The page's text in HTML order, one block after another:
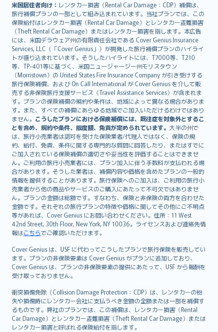
米国居住者向け： レンタカー損害（Rental Car Damage：CDP）補償は、
旅行補償プランの一部として組み込まれています。当社プランでは、この
保険給付はレンタカー損害（Rental Car Damage）とレンタカー盗難損害
（Theft Rental Car Damage）またはレンタカー損害を指します。本広告
には、米国デラウェア州の有限責任会社である Cover Genius Insurance
Services, LLC（「Cover Genius」）が開発した旅行補償プランのハイライ
トが盛り込まれています。そうしたハイライトには、T7000等、T210
等、TP-401等に基づく、米国ニュージャージー州モリスタウン
（Morristown）の United States Fire Insurance Company が引き受けする
旅行保険補償、および On Call International が Cover Genius を介して販
売する非保険旅行支援サービス（Travel Assistance Services）が含まれま
す。プランの保険補償の規約や条件は、地域によって異なる場合がありま
す。また、すべての補償にあらゆる地域でご加入いただけるわけではあり
ません。 こうしたプランにおける保険補償には、既往症を対象外とするこ
とを含め、規約や条件、限度額、免責が定められています。 大半の州で
は、旅行小売業者は認可を受けた保険業者/代理人ではなく、保険の規
約、給付、免責、条件に関する専門的な質問に回答したり、またはすでに
ご加入されている保険補償の適切さや妥当性を評価することはできませ
ん。ご利用の旅行小売業者には、プラン加入に伴う手数料が支払われる場
合があります。そうした業者は、補償内容や価格を含めたプランの一般的
情報を提供することがあります。旅行保険へのご加入は、ご利用の旅行小
売業者から他の商品やサービスのご購入にあたって不可欠ではありませ
ん。プランの金額は総額です。すなわち、保険と非保険の両方を合わせた
金額です。それぞれの旅行プランの特徴や価格に関してその他にご不明点
等があれば、Cover Genius にお問い合わせください。住所：11 West
42nd Street, 30th Floor, New York, NY 10036。ライセンスおよび連絡先情
報はこちらでご確認いただけます。
Cover Genius は、USF に代わってこうしたプランで旅行保険を販売してい
ます。プランの非保険要素は Cover Genius がプランに追加しており、
Cover Genius は、プランの非保険要素の提供にあたって、USF から報酬を
受け取っておりません。
衝突損傷免除（Collision Damage Protection：CDP）は、レンタカーの紛
失や損傷時にレンタカー会社に支払うべき金額の全額または一部を補償す
るものです。弊社のプランでは、この補償は、レンタカー損害（Rental
Car Damage）とレンタカー盗難損害（Theft Rental Car Damage）または
レンタカー損害と呼ばれる保険給付を指します。